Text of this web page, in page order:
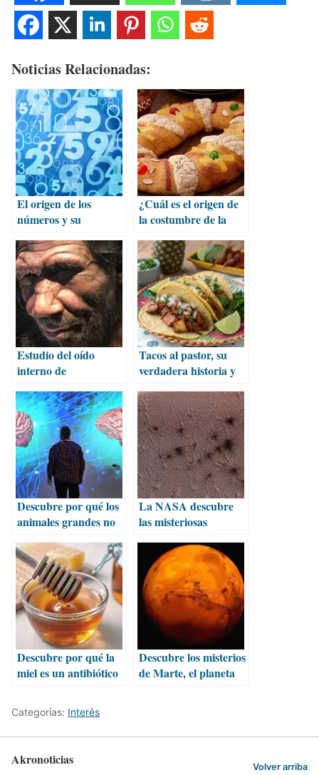
Noticias Relacionadas:
El origen de los
números y su
¿Cuál es el origen de
la costumbre de la
Estudio del oído
interno de
teoría de su origen
evolutivo
Tacos al pastor, su
verdadera historia y
Descubre por qué los
animales grandes no
mayores
La NASA descubre
las misteriosas
Descubre por qué la
miel es un antibiótico
Descubre los misterios
de Marte, el planeta
Categorías: Interés
Akronoticias Volver arriba